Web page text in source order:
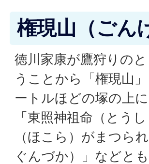
権現山（ごん
徳川家康が鷹狩りの
うことから「権現山
ートルほどの塚の上
「東照神祖命（とう
（ほこら）がまつら
ぐんづか）」などと